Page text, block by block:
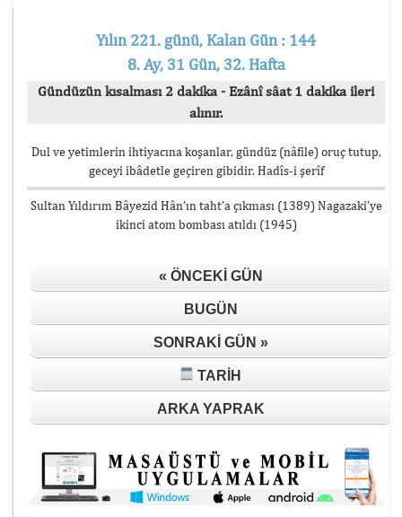
Yılın 221. günü, Kalan Gün : 144
8. Ay, 31 Gün, 32. Hafta
Gündüzün kısalması 2 dakika - Ezânî sâat 1 dakika ileri
alınır.
Dul ve yetimlerin ihtiyacına koşanlar, gündüz (nâfile) oruç tutup,
geceyi ibâdetle geçiren gibidir. Hadîs-i şerîf
Sultan Yıldırım Bâyezid Hân’ın taht’a çıkması (1389) Nagazaki’ye
ikinci atom bombası atıldı (1945)
« ÖNCEKI GÜN
BUGÜN
SONRAKI GÜN »
TARIH
ARKA YAPRAK